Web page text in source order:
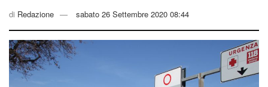
di Redazione sabato 26 Settembre 2020 08:44